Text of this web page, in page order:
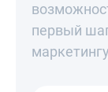
первый